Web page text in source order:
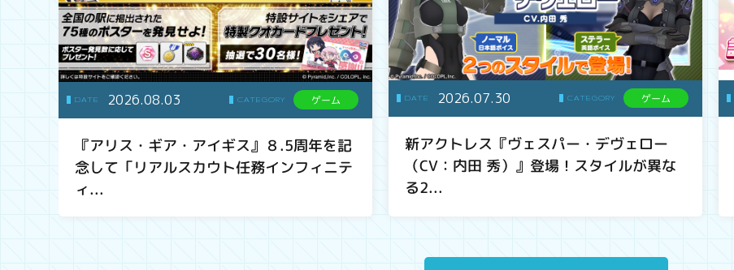
DATE 2026.08.03 CATEGORY ゲーム
『アリス・ギア・アイギス』８.5周年を記
念して「リアルスカウト任務インフィニテ
ィ...
DATE 2026.07.30 CATEGORY ゲーム
新アクトレス『ヴェスパー・デヴェロー
（CV：内田 秀）』登場！スタイルが異な
る2...